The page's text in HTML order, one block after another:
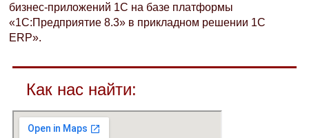
бизнес-приложений 1С на базе платформы
«1С:Предприятие 8.3» в прикладном решении 1C
ERP».
Как нас найти: